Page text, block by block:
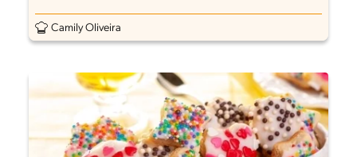
Camily Oliveira